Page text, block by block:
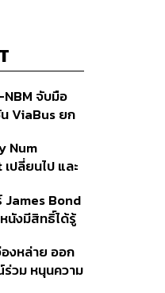
จับมือ
ViaBus ยก
ยแบบเรียล
Num
ปลี่ยนไป และ
James Bond
นังมีสิทธิ์ได้รู้
งหล่าย ออก
วม หนุนความ